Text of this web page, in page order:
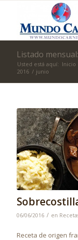
Listado
Usted está aquí: Inicio
2016 / junio
06/06/2016 / en
Receta de origen